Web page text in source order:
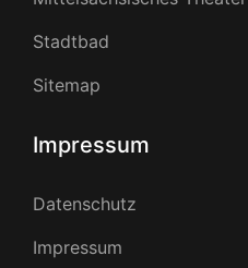
Stadtbad
Sitemap
Impressum
Datenschutz
Impressum